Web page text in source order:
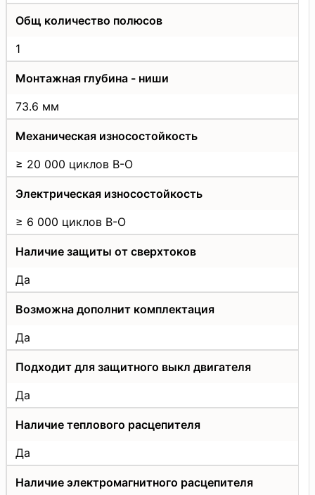
Общ количество полюсов
1
Монтажная глубина - ниши
73.6 мм
Механическая износостойкость
≥ 20 000 циклов В-О
Электрическая износостойкость
≥ 6 000 циклов В-О
Наличие защиты от сверхтоков
Да
Возможна дополнит комплектация
Да
Подходит для защитного выкл двигателя
Да
Наличие теплового расцепителя
Да
Наличие электромагнитного расцепителя